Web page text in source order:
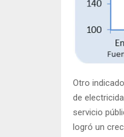
Otro
de
servicio
logró un